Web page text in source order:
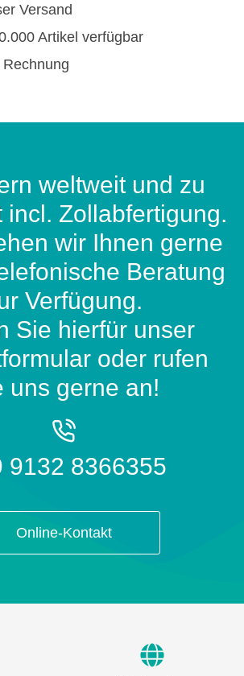
Versand
Artikel verfügbar
weltweit und zu
incl. Zollabfertigung.
wir Ihnen gerne
Beratung
Verfügung.
Sie hierfür unser
oder rufen
uns gerne an!
9132 8366355
Online-Kontakt